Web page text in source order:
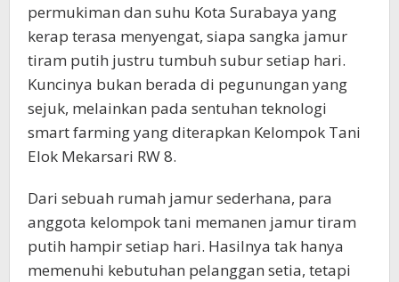
permukiman dan suhu Kota Surabaya yang
kerap terasa menyengat, siapa sangka jamur
tiram putih justru tumbuh subur setiap hari.
Kuncinya bukan berada di pegunungan yang
sejuk, melainkan pada sentuhan teknologi
smart farming yang diterapkan Kelompok Tani
Elok Mekarsari RW 8.
Dari sebuah rumah jamur sederhana, para
anggota kelompok tani memanen jamur tiram
putih hampir setiap hari. Hasilnya tak hanya
memenuhi kebutuhan pelanggan setia, tetapi